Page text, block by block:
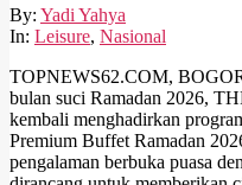
2026-
02-
By: Yadi Yahya
In: Leisure, Nasional
TOPNEWS62.COM,
bulan suci Ramadan 2026,
kembali menghadirkan
Premium Buffet Ramadan
pengalaman berbuka puasa